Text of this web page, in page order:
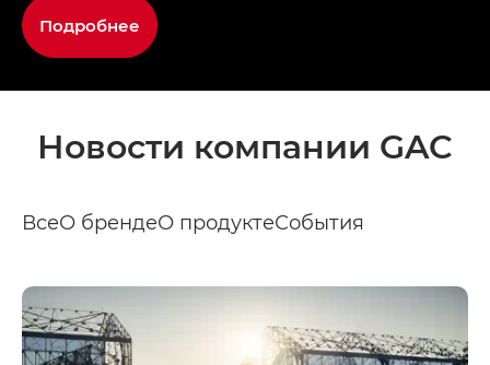
Подробнее
Новости компании GAC
ВсеО брендеО продуктеСобытия